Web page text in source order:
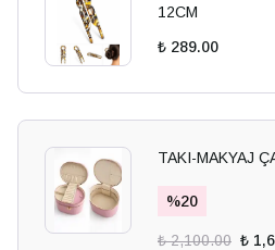
12CM
₺ 289.00
TAKI-MAKYAJ
%20
₺ 2,100.00 ₺